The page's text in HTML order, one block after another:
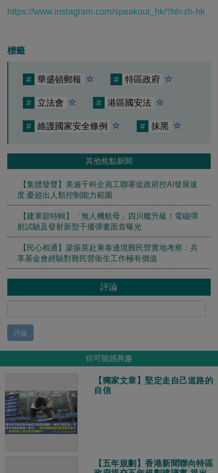
https://www.instagram.com/speakout_hk/?hl=zh-hk
標籤
# 華盛頓郵報 # 特區政府
# 立法會 # 港區國安法
# 維護國家安全條例 # 抹黑
其他焦點新聞
【集體發聲】美逾千科企員工聯署促政府控AI發展速
度 憂超出人類控制能力範圍
【建軍節特輯】「無人機航母」四川艦升級！電磁彈
射試驗及發射新型干擾彈畫面首曝光
【民心相通】梁振英赴柬泰邊境難民營實地考察：共
享基金會經驗對難民營衞生工作極有價值
評論
評論
你可能感興趣
【獨家文章】堅定走自己道路的
自信
【五年規劃】香港新聞聯向特區